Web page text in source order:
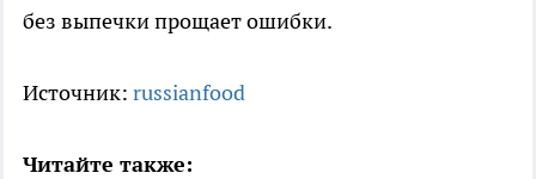
без выпечки прощает ошибки.
Источник: russianfood
Читайте также: